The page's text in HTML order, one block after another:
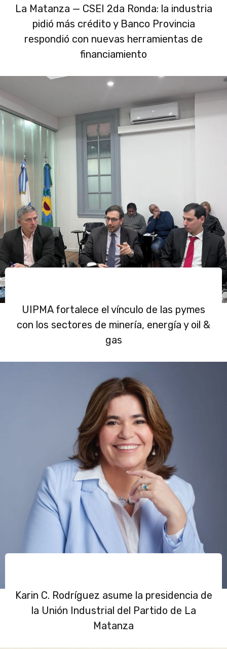
La Matanza — CSEI 2da Ronda: la industria
pidió más crédito y Banco Provincia
respondió con nuevas herramientas de
financiamiento
UIPMA fortalece el vínculo de las pymes
con los sectores de minería, energía y oil &
gas
Karin C. Rodríguez asume la presidencia de
la Unión Industrial del Partido de La
Matanza